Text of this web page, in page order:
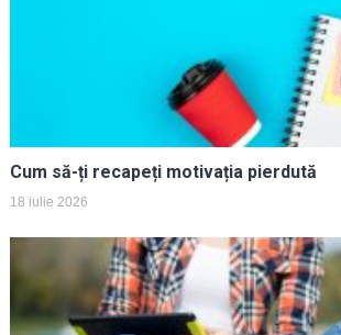
Cum să-ți recapeți motivația pierdută
18 iulie 2026